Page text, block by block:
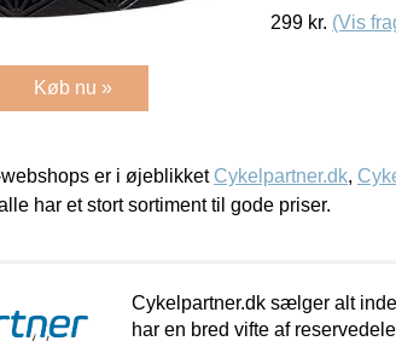
299 kr. (Vis
Køb nu »
er i øjeblikket Cykelpartner.dk,
har et stort sortiment til gode priser.
Cykelpartner.dk sælger alt
har en bred vifte af